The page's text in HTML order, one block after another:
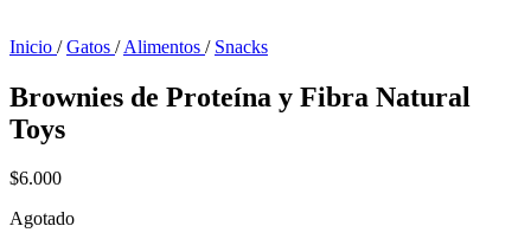
Inicio / Gatos / Alimentos / Snacks
Brownies de Proteína y Fibra Natural
Toys
$6.000
Agotado